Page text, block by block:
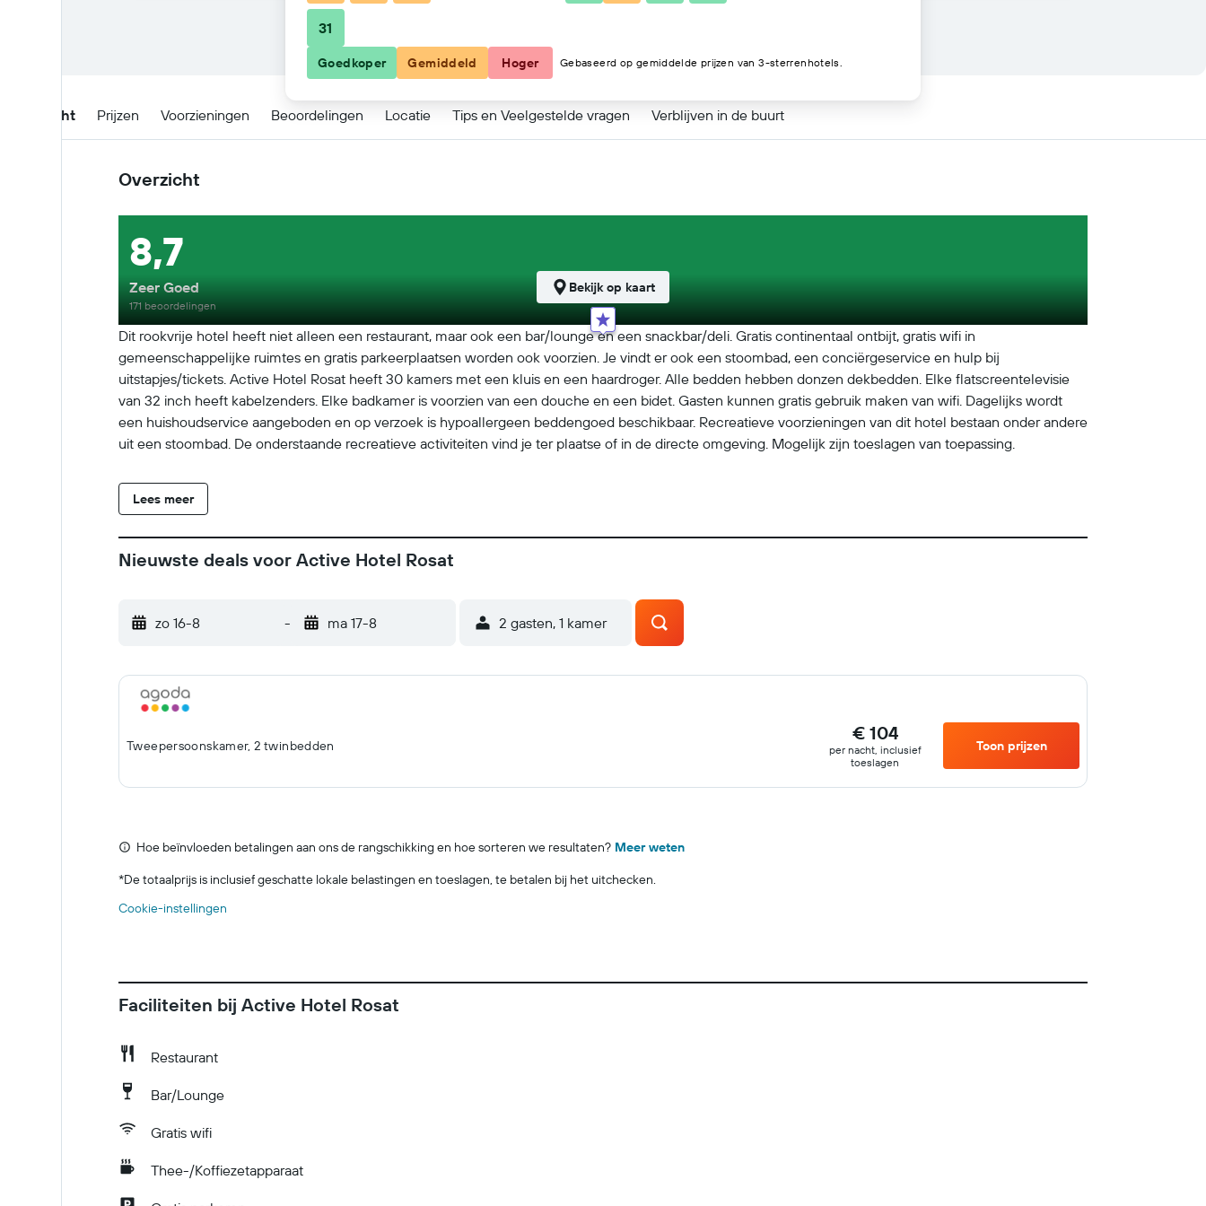
Overzicht Prijzen Voorzieningen Beoordelingen Locatie Tips en Veelgestelde vragen Verblijven in de buurt
Overzicht
Dit rookvrije hotel heeft niet alleen een restaurant, maar ook een bar/lounge en een snackbar/deli. Gratis continentaal ontbijt, gratis wifi in
gemeenschappelijke ruimtes en gratis parkeerplaatsen worden ook voorzien. Je vindt er ook een stoombad, een conciërgeservice en hulp bij
uitstapjes/tickets. Active Hotel Rosat heeft 30 kamers met een kluis en een haardroger. Alle bedden hebben donzen dekbedden. Elke flatscreentelevisie
van 32 inch heeft kabelzenders. Elke badkamer is voorzien van een douche en een bidet. Gasten kunnen gratis gebruik maken van wifi. Dagelijks wordt
een huishoudservice aangeboden en op verzoek is hypoallergeen beddengoed beschikbaar. Recreatieve voorzieningen van dit hotel bestaan onder andere
uit een stoombad. De onderstaande recreatieve activiteiten vind je ter plaatse of in de directe omgeving. Mogelijk zijn toeslagen van toepassing.
Lees meer
8,7
Zeer Goed
171 beoordelingen
Bekijk op kaart
Nieuwste deals voor Active Hotel Rosat
zo 16-8 - ma 17-8 2 gasten, 1 kamer
Tweepersoonskamer, 2 twinbedden
€ 104
per nacht, inclusief
toeslagen
Toon prijzen
Hoe beïnvloeden betalingen aan ons de rangschikking en hoe sorteren we resultaten? Meer weten
*De totaalprijs is inclusief geschatte lokale belastingen en toeslagen, te betalen bij het uitchecken.
Cookie-instellingen
Faciliteiten bij Active Hotel Rosat
Restaurant
Bar/Lounge
Gratis wifi
Thee-/Koffiezetapparaat
31
Goedkoper Gemiddeld Hoger Gebaseerd op gemiddelde prijzen van 3-sterrenhotels.